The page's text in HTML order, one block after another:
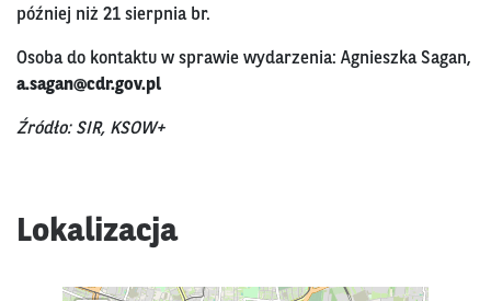
później niż 21 sierpnia br.
Osoba do kontaktu w sprawie wydarzenia: Agnieszka Sagan,
a.sagan@cdr.gov.pl
Źródło: SIR, KSOW+
Lokalizacja